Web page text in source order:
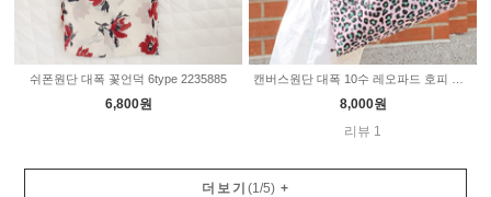
쉬폰원단 대폭 꽃언덕 6type 2235885
6,800원
8,000원
리뷰 1
더보기 (1/5)+